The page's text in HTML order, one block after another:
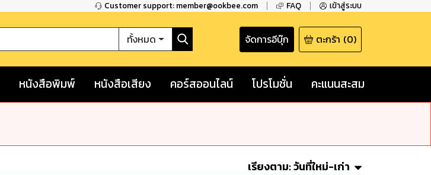
Customer support: member@ookbee.com FAQ เข้าสู่ระบบ
ทั้งหมด จัดการอีบุ๊ก ตะกร้า (0)
หนังสือพิมพ์ หนังสือเสียง คอร์สออนไลน์ โปรโมชั่น คะแนนสะสม
เรียงตาม:วันที่ใหม่-เก่า